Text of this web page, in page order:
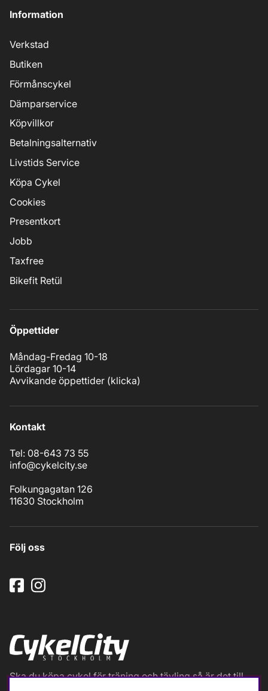
Information
Verkstad
Butiken
Förmånscykel
Dämparservice
Köpvillkor
Betalningsalternativ
Livstids Service
Köpa Cykel
Cookies
Presentkort
Jobb
Taxfree
Bikefit Retül
Öppettider
Måndag-Fredag 10-18
Lördagar 10-14
Avvikande öppettider (klicka)
Kontakt
Tel: 08-643 73 55
info@cykelcity.se
Folkungagatan 126
11630 Stockholm
Följ oss
Ska du köpa cykel för träning och tävling så är det till